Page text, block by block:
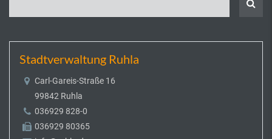
Stadtverwaltung Ruhla
Carl-Gareis-Straße 16
99842 Ruhla
036929 828-0
036929 80365